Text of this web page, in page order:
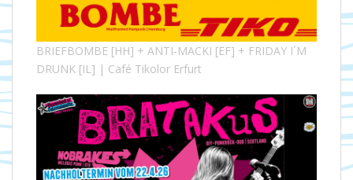
BRIEFBOMBE [HH] + ANTI-MACKI [EF] + FRIDAY I´M
DRUNK [IL] | Café Tikolor Erfurt